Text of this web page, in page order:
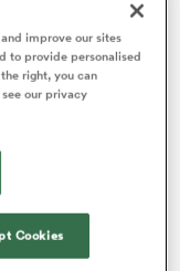
improve our sites
to provide personalised
right, you can
our privacy
Cookies